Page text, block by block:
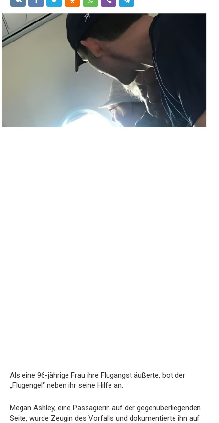
Als eine 96-jährige Frau ihre Flugangst äußerte, bot der
„Flugengel“ neben ihr seine Hilfe an.
Megan Ashley, eine Passagierin auf der gegenüberliegenden
Seite, wurde Zeugin des Vorfalls und dokumentierte ihn auf